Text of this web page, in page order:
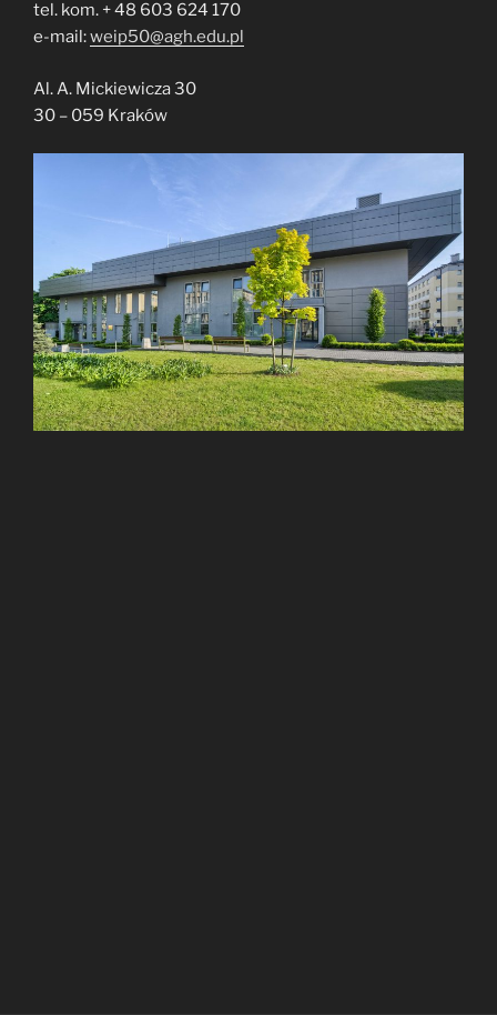
tel. kom. + 48 603 624 170
e-mail:weip50@agh.edu.pl
Al. A. Mickiewicza 30
30 – 059 Kraków